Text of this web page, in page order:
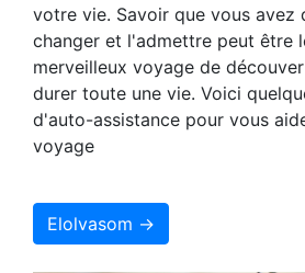
votre vie. Savoir que vous avez
changer et l'admettre peut être
merveilleux voyage de
durer toute une vie. Voici
d'auto-assistance pour vous
voyage
Elolvasom →